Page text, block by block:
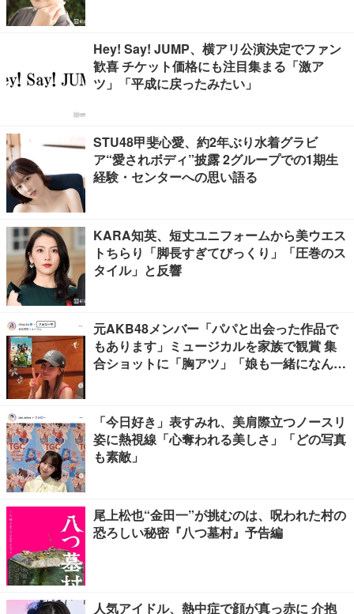
Hey! Say! JUMP、横アリ公演決定でファン
歓喜 チケット価格にも注目集まる「激ア
ツ」「平成に戻ったみたい」
STU48甲斐心愛、約2年ぶり水着グラビ
ア“愛されボディ”披露 2グループでの1期生
経験・センターへの思い語る
KARA知英、短丈ユニフォームから美ウエス
トちらり「脚長すぎてびっくり」「圧巻のス
タイル」と反響
元AKB48メンバー「パパと出会った作品で
もあります」ミュージカルを家族で観賞 集
合ショットに「胸アツ」「娘も一緒になんて
「今日好き」表すみれ、美肩際立つノースリ
姿に熱視線「心奪われる美しさ」「どの写真
も素敵」
尾上松也“金田一”が挑むのは、呪われた村の
恐ろしい秘密『八つ墓村』予告編
人気アイドル、熱中症で顔が真っ赤に 介抱